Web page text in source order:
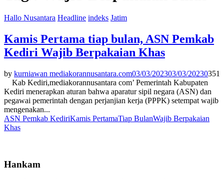
Hallo Nusantara Headline indeks Jatim
Kamis Pertama tiap bulan, ASN Pemkab
Kediri Wajib Berpakaian Khas
by kurniawan mediakorannusantara.com03/03/202303/03/20230351
Kab Kediri,mediakorannusantara com’ Pemerintah Kabupaten
Kediri menerapkan aturan bahwa aparatur sipil negara (ASN) dan
pegawai pemerintah dengan perjanjian kerja (PPPK) setempat wajib
mengenakan...
ASN Pemkab KediriKamis PertamaTiap BulanWajib Berpakaian
Khas
Hankam